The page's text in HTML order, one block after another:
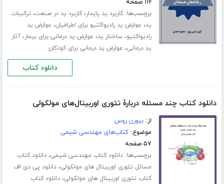
۱۱۶ صفحه
برچسب‌ها:کاربرد ید پایدار،کاربرد ید در صنعت، ترکیبات
ید، عوارض ید رادیواکتیو برای اطرافیان، عوارض ید
رادیواکتیو، ساختار ید، عوارض ید درمانی برای بیمار،آثار
ید درمانی، عوارض ید درمانی برای کودکان
دانلود کتاب
دانلود کتاب چند مسئله دربارۀ تئوری اوربیتال‌های مولکولی
از:بیورن روس
موضوع:کتاب‌های مهندسی شیمی
۵۷ صفحه
برچسب‌ها:دانلود کتاب مهندسی شیمی،دانلود کتاب
مسائل تئوری اوربیتال های مولکولی،دانلود پی دی اف
کتاب تئوری اوربیتال های مولکولی،دانلود کتاب